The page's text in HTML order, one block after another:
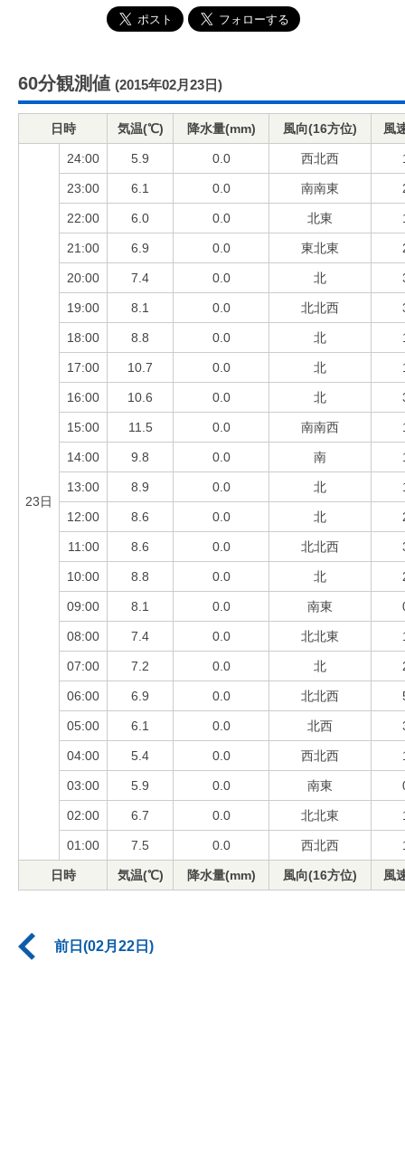
60分観測値 (2015年02月23日)
日時 気温(℃) 降水量(mm) 風向(16方位) 風
23日
24:00 5.9 0.0 西北西
23:00 6.1 0.0 南南東
22:00 6.0 0.0 北東
21:00 6.9 0.0 東北東
20:00 7.4 0.0 北
19:00 8.1 0.0 北北西
18:00 8.8 0.0 北
17:00 10.7 0.0 北
16:00 10.6 0.0 北
15:00 11.5 0.0 南南西
14:00 9.8 0.0 南
13:00 8.9 0.0 北
12:00 8.6 0.0 北
11:00 8.6 0.0 北北西
10:00 8.8 0.0 北
09:00 8.1 0.0 南東
08:00 7.4 0.0 北北東
07:00 7.2 0.0 北
06:00 6.9 0.0 北北西
05:00 6.1 0.0 北西
04:00 5.4 0.0 西北西
03:00 5.9 0.0 南東
02:00 6.7 0.0 北北東
01:00 7.5 0.0 西北西
日時 気温(℃) 降水量(mm) 風向(16方位) 風
前日(02月22日)